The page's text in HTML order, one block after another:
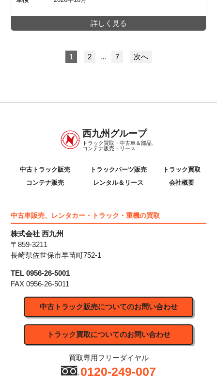
詳しく見る
1 2 … 7 次へ
西九州グループ
トラック買取・中古車＆部品、
コンテナ販売・リース
中古トラック販売 トラックパーツ販売
トラック買取
コンテナ販売
レンタル＆リース 会社概要
中古車販売、レンタカー・トラック・重機の買取
株式会社 西九州
〒859-3211
長崎県佐世保市早苗町752-1
TEL 0956-26-5001
FAX 0956-26-5011
中古トラック販売についてのお問い合わせ
トラック買取についてのお問い合わせ
買取専用フリーダイヤル
0120-249-007